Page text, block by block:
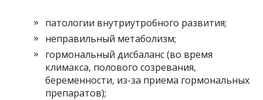
патологии внутриутробного развития;
неправильный метаболизм;
гормональный дисбаланс (во время
климакса, полового созревания,
беременности, из-за приема гормональных
препаратов);